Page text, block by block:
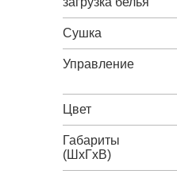
Сушка
Управление
Цвет
Габариты
(ШxГxВ)